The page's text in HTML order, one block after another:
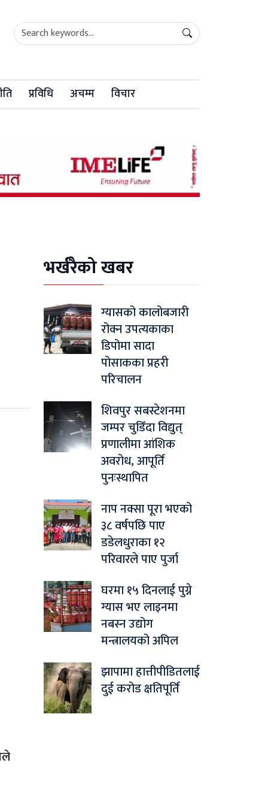
प्रविधि अचम्म विचार
भर्खरैको खबर
ग्यासको कालोबजारी
रोक्न उपत्यकाका
डिपोमा सादा
पोसाकका प्रहरी
परिचालन
शिवपुर सबस्टेशनमा
जम्पर चुडिँदा विद्युत्
प्रणालीमा आंशिक
अवरोध, आपूर्ति
पुनःस्थापित
नाप नक्सा पूरा भएको
३८ वर्षपछि पाए
डडेलधुराका १२
परिवारले पाए पुर्जा
घरमा १५ दिनलाई पुग्ने
ग्यास भए लाइनमा
नबस्न उद्योग
मन्त्रालयको अपिल
झापामा हात्तीपीडितलाई
दुई करोड क्षतिपूर्ति